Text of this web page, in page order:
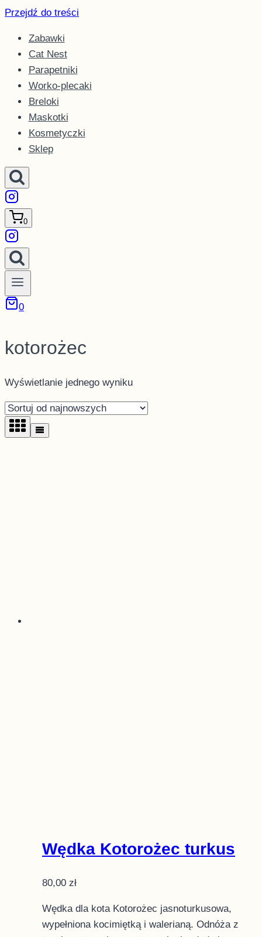
Przejdź do treści
Zabawki
Cat Nest
Parapetniki
Worko-plecaki
Breloki
Maskotki
Kosmetyczki
Sklep
0
0
kotorożec
Wyświetlanie jednego wyniku
Wędka Kotorożec turkus
80,00 zł
Wędka dla kota Kotorożec jasnoturkusowa,
wypełniona kocimiętką i walerianą. Odnóża z